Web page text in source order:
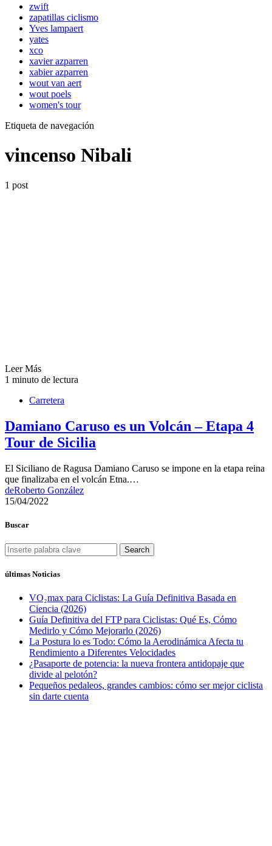
zwift
zapatillas ciclismo
Yves lampaert
yates
xco
xavier azparren
xabier azparren
wout van aert
wout poels
women's tour
Etiqueta de navegación
vincenso Nibali
1 post
Leer Más
1 minuto de lectura
Carretera
Damiano Caruso es un Volcán – Etapa 4
Tour de Sicilia
El Siciliano de Ragusa Damiano Caruso se impone en la etapa reina
que finalizaba en el volcán Etna.…
deRoberto González
15/04/2022
Buscar
Search
últimas Noticias
VO₂max para Ciclistas: La Guía Definitiva Basada en
Ciencia (2026)
Guía Definitiva del FTP para Ciclistas: Qué Es, Cómo
Medirlo y Cómo Mejorarlo (2026)
La Postura lo es Todo: Cómo la Aerodinámica Afecta tu
Rendimiento a Diferentes Velocidades
¿Pasaporte de potencia: la nueva frontera antidopaje que
divide al pelotón?
Pequeños pedaleos, grandes cambios: cómo ser mejor ciclista
sin darte cuenta